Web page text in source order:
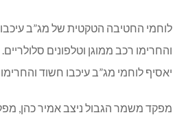
לוחמי החטיבה הטקטית של מג”ב
והחרימו רכב ממוגן וטלפונים
יאסיף לוחמי מג”ב עיכבו חשוד והחרימו 30,000 ש”ח.
מפקד משמר הגבול ניצב אמיר כהן,